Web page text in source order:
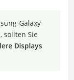
Galaxy-
sollten Sie
Displays